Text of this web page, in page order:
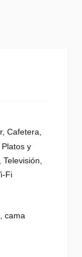
, Cafetera
Platos y
Televisión
Fi
cama